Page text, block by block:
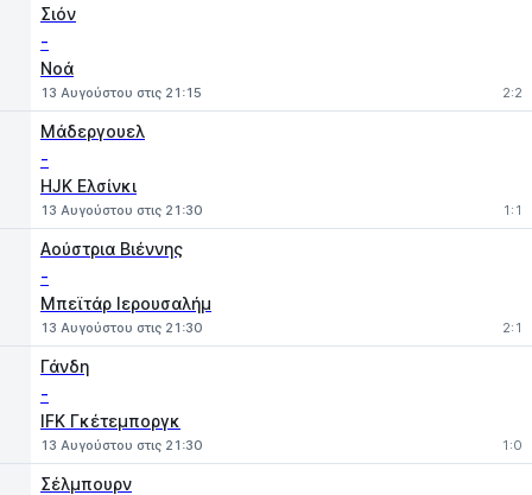
Σιόν
-
Νοά
13 Αυγούστου στις 21:15 2:2
Μάδεργουελ
-
HJK Ελσίνκι
13 Αυγούστου στις 21:30 1:1
Αούστρια Βιέννης
-
Μπεϊτάρ Ιερουσαλήμ
13 Αυγούστου στις 21:30 2:1
Γάνδη
-
IFK Γκέτεμποργκ
13 Αυγούστου στις 21:30 1:0
Σέλμπουρν